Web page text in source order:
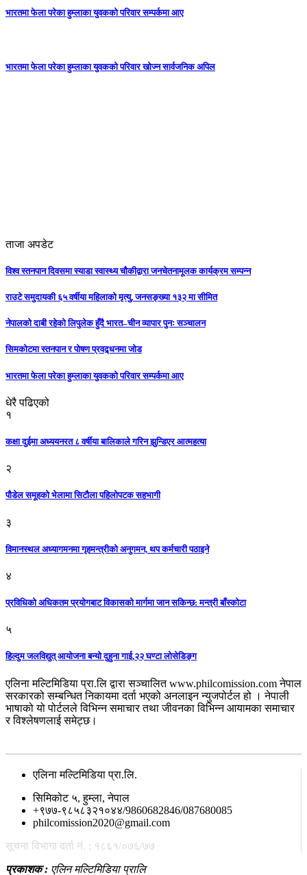
भारतमा फेला परेका हुम्लाका युवकको परिवार सम्पर्कमा आए
भारतमा फेला परेका हुम्लाका युवकको परिवार खोज्न सार्वजनिक अपिल
ताजा अपडेट
विश्व स्तनपान दिवसमा स्याडा स्वास्थ्य चौकीद्वारा जनचेतनामूलक कार्यक्रम सम्पन्न
राउटे समुदायकी ६५ वर्षीया महिलाको मृत्यु, जनसङ्ख्या १३२ मा सीमित
नेपालको दाबी रहेको लिपुलेक हुँदै भारत–चीन व्यापार पुनः सञ्चालन
सिमकोटमा स्तनपान र पोषण प्रवद्र्धनमा जोड
भारतमा फेला परेका हुम्लाका युवकको परिवार सम्पर्कमा आए
धेरै पढिएको
१
कक्षा दुईमा अध्ययनरत ८ वर्षीया बालिकाले गरिन झुन्डिएर आत्महत्या
२
पौडेल समूहको भेलामा सिटौला पहिलोपटक सहभागी
३
विमानस्थल अध्यागमनमा गृहमन्त्रीको अनुगमन, थप कर्मचारी पठाइने
४
प्रविधिको अधिकतम प्रयोगबाट विकासको मार्गमा जान सकिन्छ: मन्त्री बाँस्कोटा
५
हिल्दुम जलविद्युत् आयोजना बन्यो दुहुना गाई,२२ घण्टा लोसेडिङ्ग
एलिना मल्टिमिडिया प्रा.लि द्वारा सञ्चालित www.philcomission.com नेपाल
सरकारको सम्बन्धित निकायमा दर्ता भएको अनलाइन न्युजपोर्टल हो । नेपाली
भाषाको यो पोर्टलले विभिन्न समाचार तथा जीवनका विभिन्न आयामका समाचार
र विश्लेषणलाई समेट्छ।
एलिना मल्टिमिडिया प्रा.लि.
सिमिकोट ५, हुम्ला, नेपाल
+९७७-९८५८३२१०४४/9860682846/087680085
philcomission2020@gmail.com
सूचना विभागा दर्ता नं. : १८६१/०७६/७७
प्रकाशक : एलिन मल्टिमिडिया प्रालि